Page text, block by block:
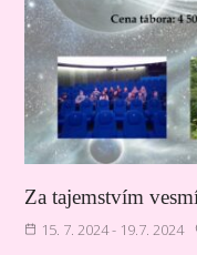
Za tajemstvím
15. 7. 2024 - 19.7. 2024